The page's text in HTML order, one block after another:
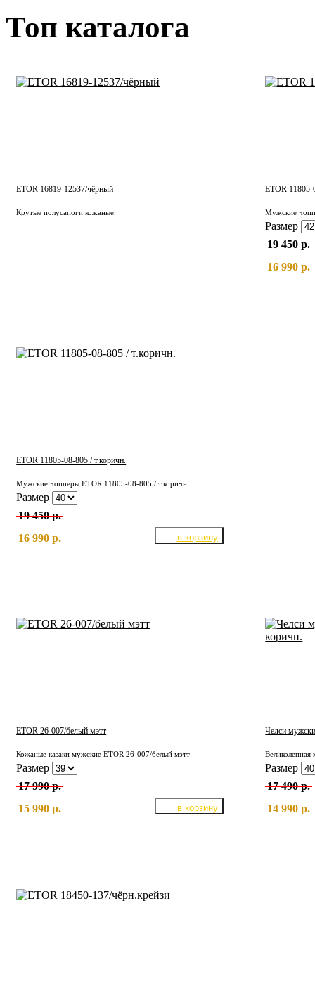
Топ каталога
ETOR 16819-12537/чёрный
Крутые полусапоги кожаные.
ETOR 11805-
Мужские
Размер
19 450 р.
16 990 р.
ETOR 11805-08-805 / т.коричн.
Мужские чопперы ETOR 11805-08-805 / т.коричн.
Размер
19 450 р.
16 990 р.
ETOR 26-007/белый мэтт
Кожаные казаки мужские ETOR 26-007/белый мэтт
Размер
17 990 р.
15 990 р.
Челси
Размер
17 490 р.
14 990 р.